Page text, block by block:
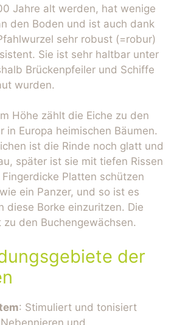
Jahre alt werden, hat wenige
den Boden und ist auch dank
sehr robust (=robur)
Sie ist sehr haltbar unter
Brückenpfeiler und Schiffe
wurden.
Höhe zählt die Eiche zu den
in Europa heimischen Bäumen.
ist die Rinde noch glatt und
später ist sie mit tiefen Rissen
Platten schützen
ein Panzer, und so ist es
diese Borke einzuritzen. Die
zu den Buchengewächsen.
der
: Stimuliert und tonisiert
und